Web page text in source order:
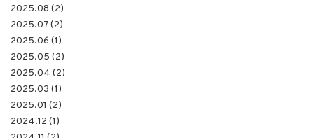
2025.08 (2)
2025.07 (2)
2025.06 (1)
2025.05 (2)
2025.04 (2)
2025.03 (1)
2025.01 (2)
2024.12 (1)